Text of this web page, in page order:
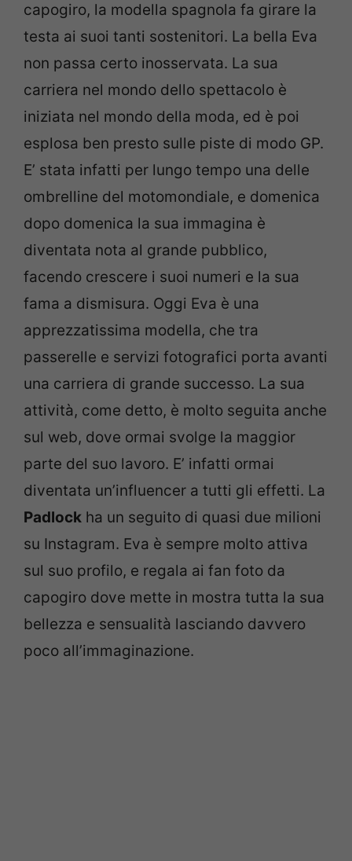
capogiro, la modella spagnola fa girare la
testa ai suoi tanti sostenitori. La bella Eva
non passa certo inosservata. La sua
carriera nel mondo dello spettacolo è
iniziata nel mondo della moda, ed è poi
esplosa ben presto sulle piste di modo GP.
E’ stata infatti per lungo tempo una delle
ombrelline del motomondiale, e domenica
dopo domenica la sua immagina è
diventata nota al grande pubblico,
facendo crescere i suoi numeri e la sua
fama a dismisura. Oggi Eva è una
apprezzatissima modella, che tra
passerelle e servizi fotografici porta avanti
una carriera di grande successo. La sua
attività, come detto, è molto seguita anche
sul web, dove ormai svolge la maggior
parte del suo lavoro. E’ infatti ormai
diventata un’influencer a tutti gli effetti. La
Padlock ha un seguito di quasi due milioni
su Instagram. Eva è sempre molto attiva
sul suo profilo, e regala ai fan foto da
capogiro dove mette in mostra tutta la sua
bellezza e sensualità lasciando davvero
poco all’immaginazione.